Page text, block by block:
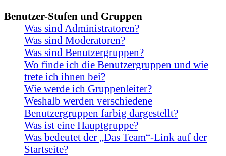
Benutzer-Stufen und Gruppen
Was sind Administratoren?
Was sind Moderatoren?
Was sind Benutzergruppen?
Wo finde ich die Benutzergruppen und wie
trete ich ihnen bei?
Wie werde ich Gruppenleiter?
Weshalb werden verschiedene
Benutzergruppen farbig dargestellt?
Was ist eine Hauptgruppe?
Was bedeutet der „Das Team“-Link auf der
Startseite?